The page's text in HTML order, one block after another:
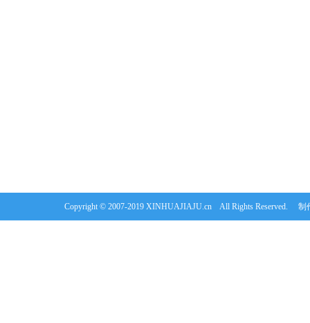
Copyright © 2007-2019 XINHUAJIAJU.cn All Rights Reserved.